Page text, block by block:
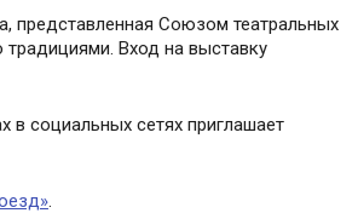
представленная Союзом театральных
традициями. Вход на выставку
в социальных сетях приглашает
.